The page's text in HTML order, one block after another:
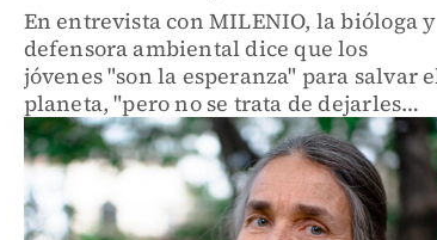
En entrevista con MILENIO, la bióloga y
defensora ambiental dice que los
jóvenes "son la esperanza" para salvar el
planeta, "pero no se trata de dejarles
toda la responsabilidad”.